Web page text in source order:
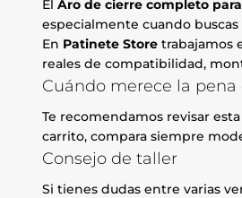
ElAro de cierre completo
especialmente cuando
En Patinete Store trabajamos
reales de compatibilidad,
Cuándo merece la
Te recomendamos revisar
carrito, compara siempre
Consejo de taller
Si tienes dudas entre varias